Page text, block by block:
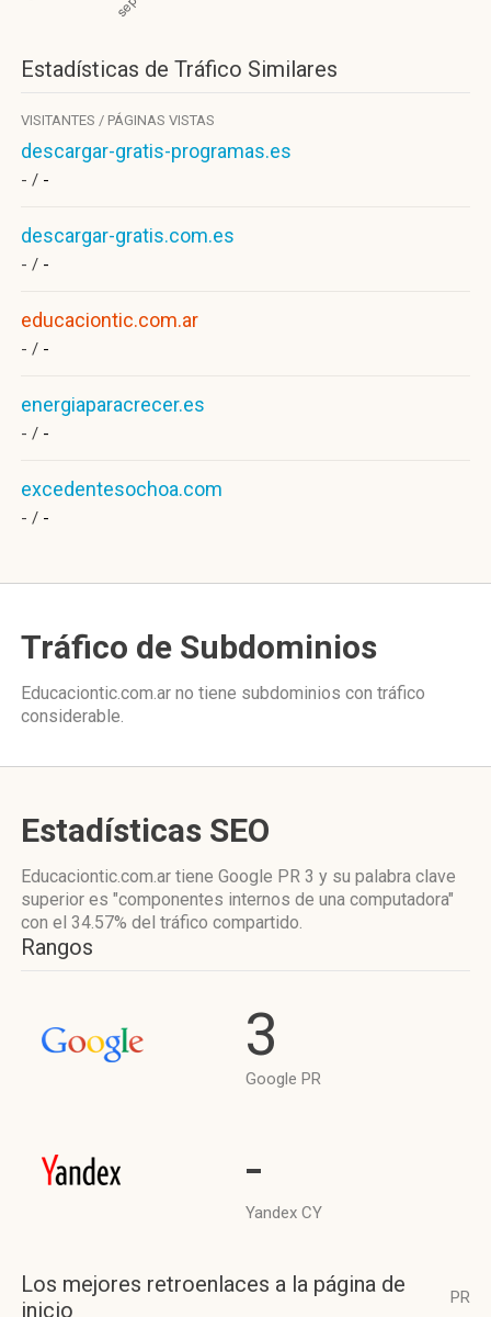
Estadísticas de Tráfico Similares
VISITANTES / PÁGINAS VISTAS
descargar-gratis-programas.es
- / -
descargar-gratis.com.es
- / -
educaciontic.com.ar
- / -
energiaparacrecer.es
- / -
excedentesochoa.com
- / -
Tráfico de Subdominios
Educaciontic.com.ar no tiene subdominios con tráfico
considerable.
Estadísticas SEO
Educaciontic.com.ar tiene Google PR 3 y su palabra clave
superior es "componentes internos de una computadora"
con el 34.57% del tráfico compartido.
Rangos
3
Google PR
-
Yandex CY
Los mejores retroenlaces a la página de
inicio
PR